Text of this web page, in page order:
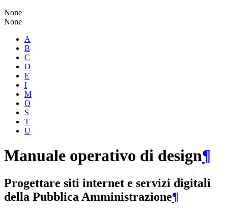
None
None
A
B
C
D
E
I
M
O
S
T
U
Manuale operativo di design¶
Progettare siti internet e servizi digitali
della Pubblica Amministrazione¶